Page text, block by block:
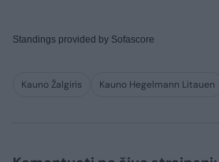
Standings provided by Sofascore
Kauno Žalgiris Kauno Hegelmann Litauen